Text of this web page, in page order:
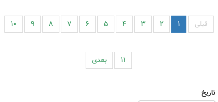
قبلی ۱ ۲ ۳ ۴ ۵ ۶ ۷ ۸ ۹ ۱۰
۱۱ بعدی
تاریخ